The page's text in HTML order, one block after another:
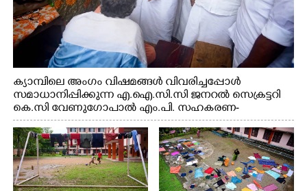
ക്യാമ്പിലെ അംഗം വിഷമങ്ങൾ വിവരിച്ചപ്പോൾ
സമാധാനിപ്പിക്കുന്ന എ.ഐ.സി.സി ജനറൽ സെക്രട്ടറി
കെ.സി വേണുഗോപാൽ എം.പി. സഹകരണ-
എക്സൈസ് വകുപ്പ് മന്ത്രി എം. ലിജു, എന്നിവർ